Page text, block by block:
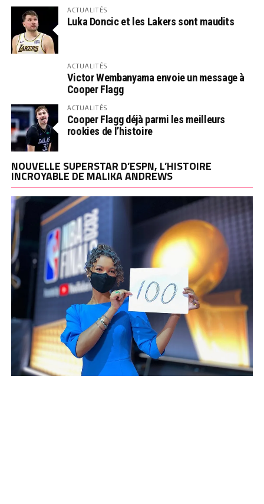
ACTUALITÉS
Luka Doncic et les Lakers sont maudits
ACTUALITÉS
Victor Wembanyama envoie un message à
Cooper Flagg
ACTUALITÉS
Cooper Flagg déjà parmi les meilleurs
rookies de l’histoire
NOUVELLE SUPERSTAR D’ESPN, L’HISTOIRE
INCROYABLE DE MALIKA ANDREWS